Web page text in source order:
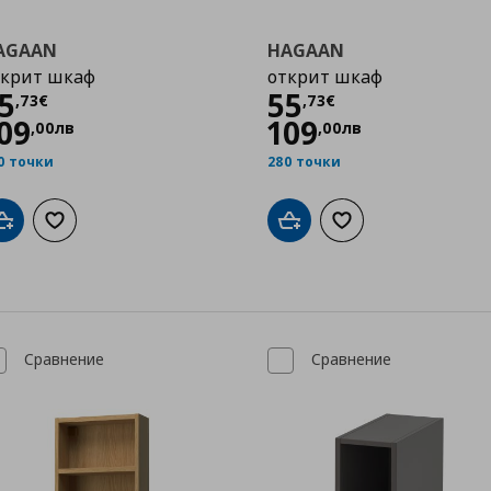
шкаф
,73€
,00лв
точки
Добави в кошницата
Добави към списъка с любими
HAGAAN
открит шкаф
55,73€
Цена
109,00лв
280 точки
Добави в кошницата
Добави към
Сравнение Сравнение